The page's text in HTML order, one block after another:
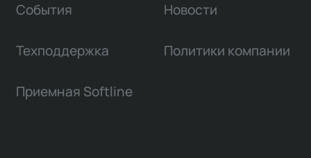
События Новости
Техподдержка Политики компании
Приемная Softline